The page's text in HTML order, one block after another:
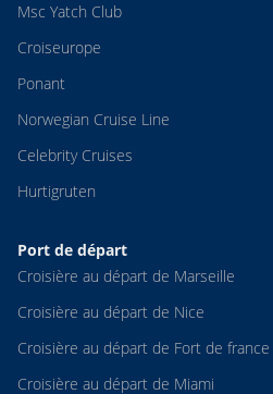
Msc Yatch Club
Croiseurope
Ponant
Norwegian Cruise Line
Celebrity Cruises
Hurtigruten
Port de départ
Croisière au départ de Marseille
Croisière au départ de Nice
Croisière au départ de Fort de france
Croisière au départ de Miami